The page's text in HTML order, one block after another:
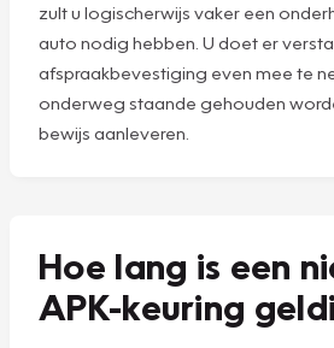
zult u logischerwijs vaker een
auto nodig hebben. U doet er
afspraakbevestiging even mee te
onderweg staande gehouden
bewijs aanleveren.
Hoe lang is een
APK-keuring